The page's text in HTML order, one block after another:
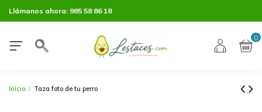
Llámanos ahora: 985 58 86 18
0
Inicio Taza foto de tu perro